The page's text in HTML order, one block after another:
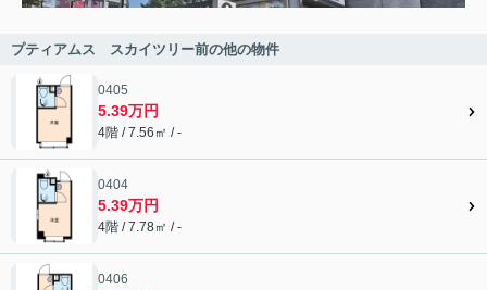
プティアムス スカイツリー前の他の物件
0405
5.39万円
4階 / 7.56㎡ / -
0404
5.39万円
4階 / 7.78㎡ / -
0406